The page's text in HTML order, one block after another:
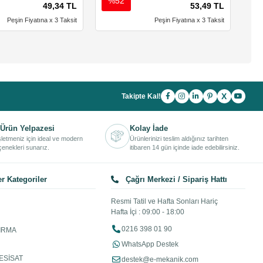
49,34 TL
Peşin Fiyatına x 3 Taksit
53,49 TL
Peşin Fiyatına x 3 Taksit
Takipte Kal! X
Yelpazesi
için ideal ve modern
sunarız.
Kolay İade
Ürünlerinizi teslim aldığınız tarihten
itibaren 14 gün içinde iade edebilirsiniz.
Kategoriler Çağrı Merkezi / Sipariş Hattı
Resmi Tatil ve Hafta Sonları Hariç
Hafta İçi : 09:00 - 18:00
0216 398 01 90
WhatsApp Destek
destek@e-mekanik.com